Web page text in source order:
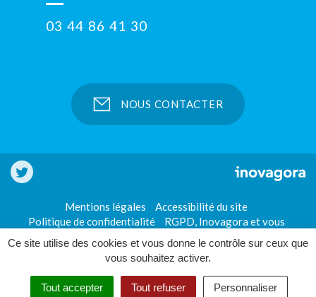
Ce site utilise des cookies et vous donne le contrôle sur ceux que
vous souhaitez activer.
Tout accepter Tout refuser Personnaliser
03 44 86 41 30
NOUS CONTACTER
Notre
Mentions légales
Accessibilité du site
Politique de confidentialité
RGPD, Inovagora et vous